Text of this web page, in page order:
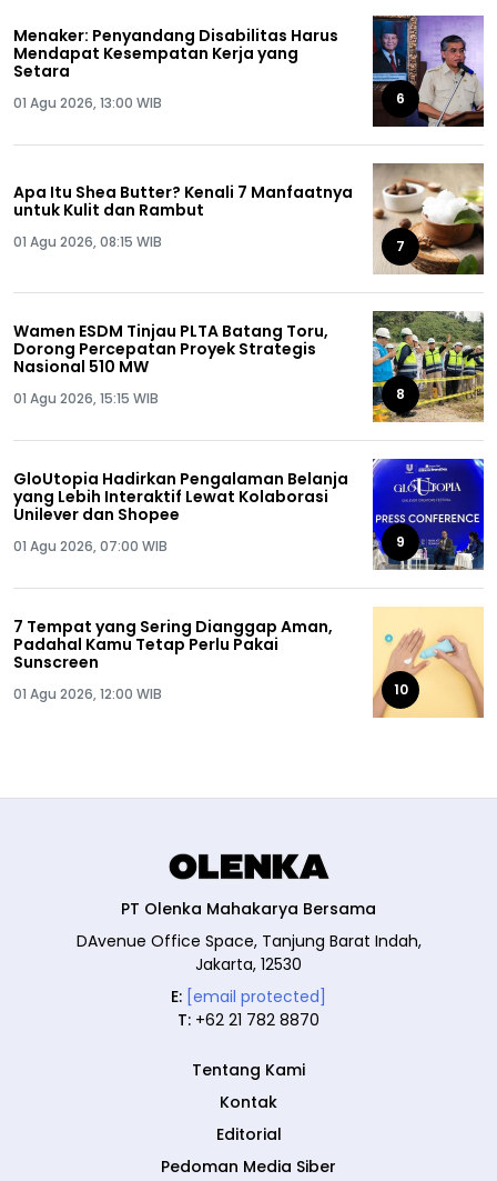
Menaker: Penyandang Disabilitas Harus
Mendapat Kesempatan Kerja yang
Setara
01 Agu 2026, 13:00 WIB 6
Apa Itu Shea Butter? Kenali 7 Manfaatnya
untuk Kulit dan Rambut
01 Agu 2026, 08:15 WIB 7
Wamen ESDM Tinjau PLTA Batang Toru,
Dorong Percepatan Proyek Strategis
Nasional 510 MW
01 Agu 2026, 15:15 WIB 8
GloUtopia Hadirkan Pengalaman Belanja
yang Lebih Interaktif Lewat Kolaborasi
Unilever dan Shopee
01 Agu 2026, 07:00 WIB 9
7 Tempat yang Sering Dianggap Aman,
Padahal Kamu Tetap Perlu Pakai
Sunscreen
01 Agu 2026, 12:00 WIB 10
PT Olenka Mahakarya Bersama
DAvenue Office Space, Tanjung Barat Indah,
Jakarta, 12530
E: [email protected]
T: +62 21 782 8870
Tentang Kami
Kontak
Editorial
Pedoman Media Siber